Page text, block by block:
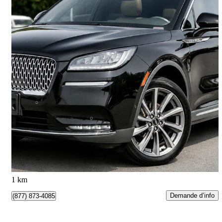
2020 Lincoln Corsair
Reserve AWD 102 155 km
24 900 $ Bonne affaire
View Royal, BC
1 km
(877) 873-4085 Demande d’info